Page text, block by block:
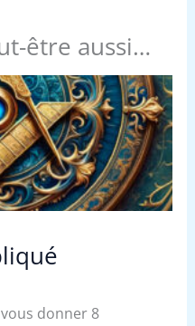
être aussi…
donner 8